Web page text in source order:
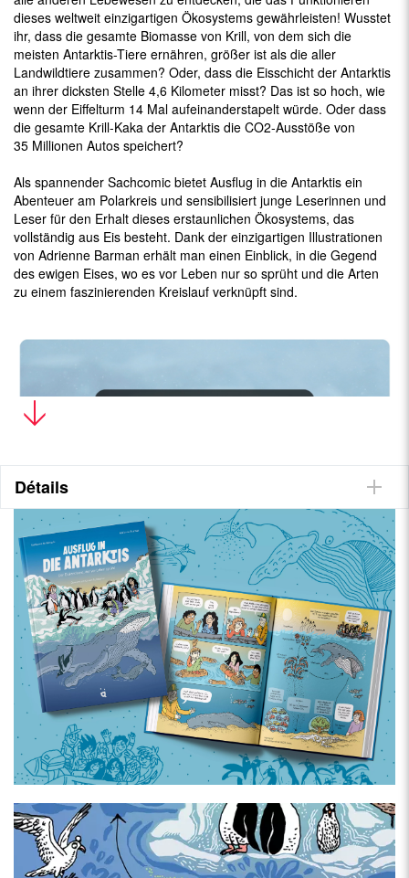
dieses weltweit einzigartigen Ökosystems gewährleisten! Wusstet
ihr, dass die gesamte Biomasse von Krill, von dem sich die
meisten Antarktis-Tiere ernähren, größer ist als die aller
Landwildtiere zusammen? Oder, dass die Eisschicht der Antarktis
an ihrer dicksten Stelle 4,6 Kilometer misst? Das ist so hoch, wie
wenn der Eiffelturm 14 Mal aufeinanderstapelt würde. Oder dass
die gesamte Krill-Kaka der Antarktis die CO2-Ausstöße von
35 Millionen Autos speichert?
Als spannender Sachcomic bietet Ausflug in die Antarktis ein
Abenteuer am Polarkreis und sensibilisiert junge Leserinnen und
Leser für den Erhalt dieses erstaunlichen Ökosystems, das
vollständig aus Eis besteht. Dank der einzigartigen Illustrationen
von Adrienne Barman erhält man einen Einblick, in die Gegend
des ewigen Eises, wo es vor Leben nur so sprüht und die Arten
zu einem faszinierenden Kreislauf verknüpft sind.
Über den Autor
Guillaume de Rémacleist seit 2018 Expeditionsführer für
Polarreisen in die Arktis und Antarktis. Erste Erfahrungen mit
Gletschern sammelte er auf der Basis Port Lockroy in der
Antarktis, wo auch die Protagonisten dieses Buches Halt machen.
Das Leben inmitten einer Pinguinkolonie bleibt bis heute eine der
Détails